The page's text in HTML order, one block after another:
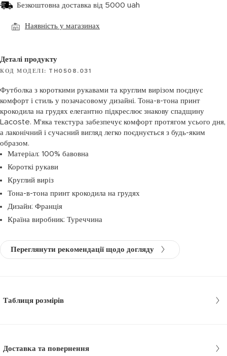
Безкоштовна доставка від 5000 uah
Наявність у магазинах
Деталі продукту
КОД МОДЕЛІ: TH0508.031
Футболка з короткими рукавами та круглим вирізом поєднує
комфорт і стиль у позачасовому дизайні. Тона-в-тона принт
крокодила на грудях елегантно підкреслює знакову спадщину
Lacoste. М'яка текстура забезпечує комфорт протягом усього дня,
а лаконічний і сучасний вигляд легко поєднується з будь-яким
образом.
Матеріал: 100% бавовна
Короткі рукави
Круглий виріз
Тона-в-тона принт крокодила на грудях
Дизайн: Франція
Країна виробник: Туреччина
Переглянути рекомендації щодо догляду
Таблиця розмірів
Доставка та повернення